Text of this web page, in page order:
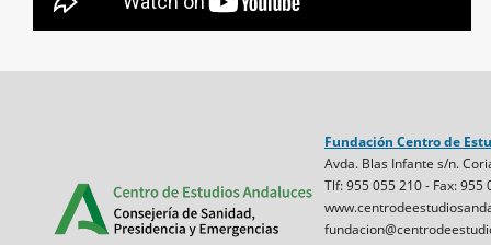
Fundación Centro de
Avda. Blas Infante s/n.
Tlf: 955 055 210 - Fax: 955